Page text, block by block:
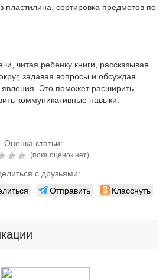
пластилина, сортировка предметов по
читая ребенку книги, рассказывая
задавая вопросы и обсуждая
Это поможет расширить
коммуникативные навыки.
Оценка статьи:
(пока оценок нет)
с друзьями:
Отправить Класснуть